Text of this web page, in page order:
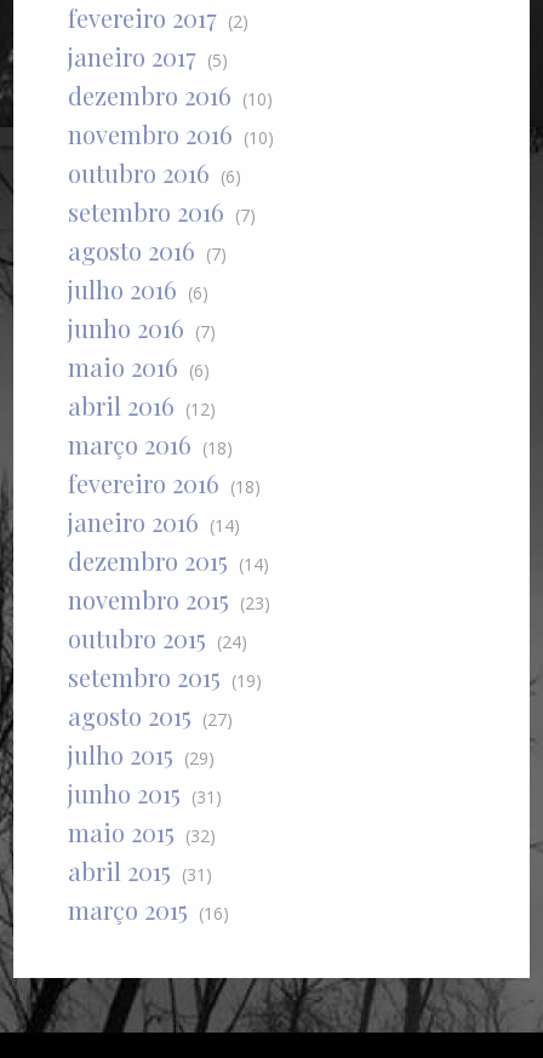
fevereiro 2017 (2)
janeiro 2017 (5)
dezembro 2016 (10)
novembro 2016 (10)
outubro 2016 (6)
setembro 2016 (7)
agosto 2016 (7)
julho 2016 (6)
junho 2016 (7)
maio 2016 (6)
abril 2016 (12)
março 2016 (18)
fevereiro 2016 (18)
janeiro 2016 (14)
dezembro 2015 (14)
novembro 2015 (23)
outubro 2015 (24)
setembro 2015 (19)
agosto 2015 (27)
julho 2015 (29)
junho 2015 (31)
maio 2015 (32)
abril 2015 (31)
março 2015 (16)